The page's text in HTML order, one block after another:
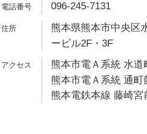
096-245-7131
熊本県熊本市中央区
ービル2F・3F
熊本市電Ａ系統 水道
熊本市電Ａ系統 通町
熊本電鉄本線 藤崎宮